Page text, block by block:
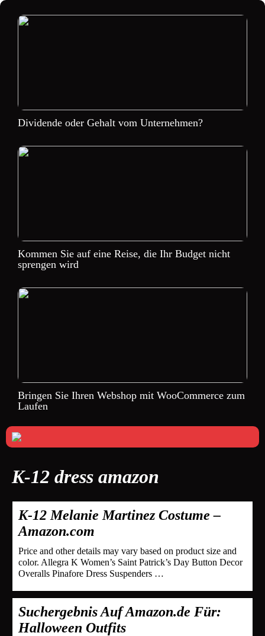
Dividende oder Gehalt vom Unternehmen?
Kommen Sie auf eine Reise, die Ihr Budget nicht
sprengen wird
Bringen Sie Ihren Webshop mit WooCommerce zum
Laufen
K-12 dress amazon
K-12 Melanie Martinez Costume –
Amazon.com
Price and other details may vary based on product size and
color. Allegra K Women’s Saint Patrick’s Day Button Decor
Overalls Pinafore Dress Suspenders …
Suchergebnis Auf Amazon.de Für:
Halloween Outfits